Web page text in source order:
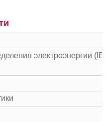
электроэнергии